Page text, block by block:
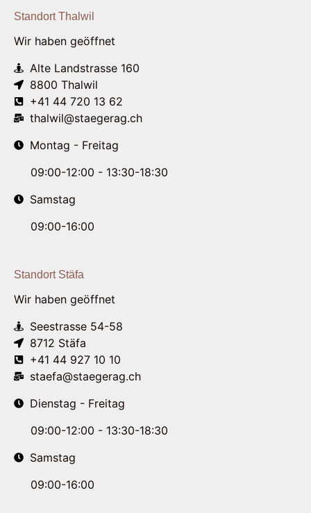
Standort Thalwil
Wir haben geöffnet
Alte Landstrasse 160
8800 Thalwil
+41 44 720 13 62
thalwil@staegerag.ch
Montag - Freitag
09:00-12:00 - 13:30-18:30
Samstag
09:00-16:00
Standort Stäfa
Wir haben geöffnet
Seestrasse 54-58
8712 Stäfa
+41 44 927 10 10
staefa@staegerag.ch
Dienstag - Freitag
09:00-12:00 - 13:30-18:30
Samstag
09:00-16:00